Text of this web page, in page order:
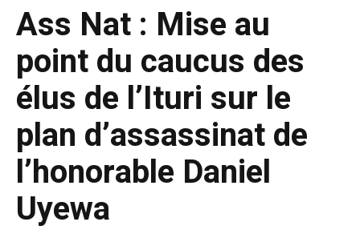
Ass Nat : Mise au
point du caucus des
élus de l’Ituri sur le
plan d’assassinat de
l’honorable Daniel
Uyewa